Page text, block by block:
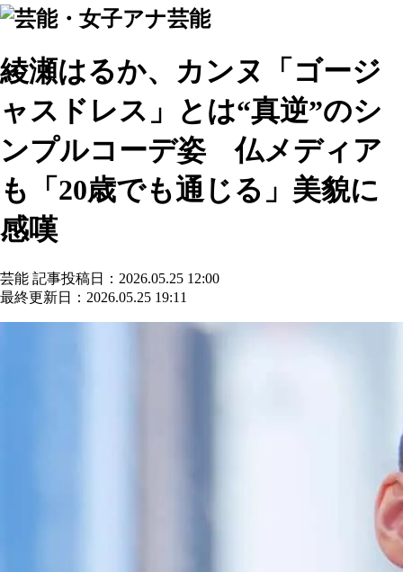
芸能
綾瀬はるか、カンヌ「ゴージ
ャスドレス」とは“真逆”のシ
ンプルコーデ姿 仏メディア
も「20歳でも通じる」美貌に
感嘆
芸能 記事投稿日：2026.05.25 12:00
最終更新日：2026.05.25 19:11